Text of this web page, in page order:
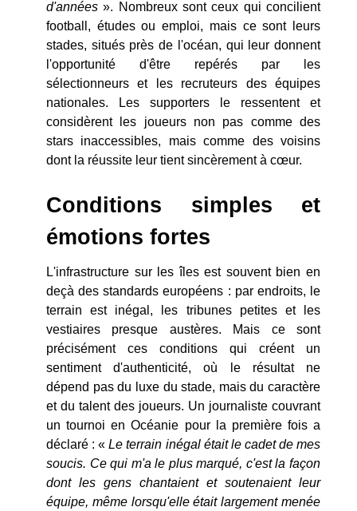
d'années ». Nombreux sont ceux qui concilient
football, études ou emploi, mais ce sont leurs
stades, situés près de l'océan, qui leur donnent
l'opportunité d'être repérés par les
sélectionneurs et les recruteurs des équipes
nationales. Les supporters le ressentent et
considèrent les joueurs non pas comme des
stars inaccessibles, mais comme des voisins
dont la réussite leur tient sincèrement à cœur.
Conditions simples et
émotions fortes
L'infrastructure sur les îles est souvent bien en
deçà des standards européens : par endroits, le
terrain est inégal, les tribunes petites et les
vestiaires presque austères. Mais ce sont
précisément ces conditions qui créent un
sentiment d'authenticité, où le résultat ne
dépend pas du luxe du stade, mais du caractère
et du talent des joueurs. Un journaliste couvrant
un tournoi en Océanie pour la première fois a
déclaré : «Le terrain inégal était le cadet de mes
soucis. Ce qui m'a le plus marqué, c'est la façon
dont les gens chantaient et soutenaient leur
équipe, même lorsqu'elle était largement menée